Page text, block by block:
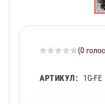
(0
АРТИКУЛ: 1G-FE